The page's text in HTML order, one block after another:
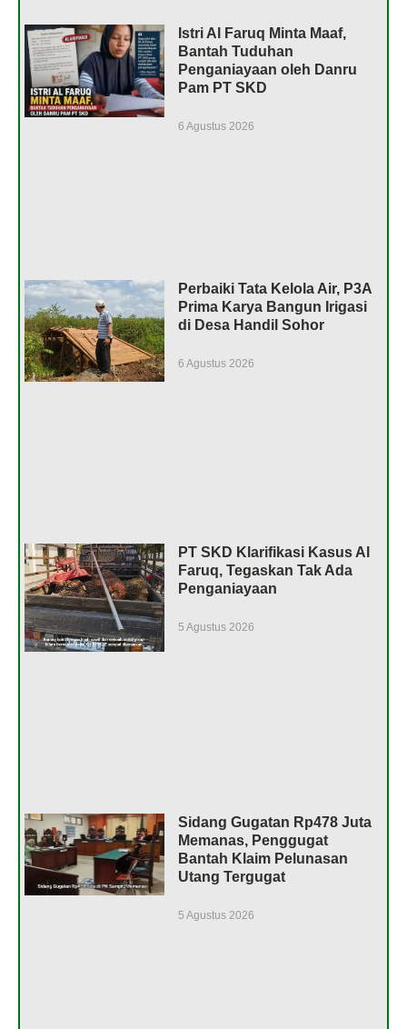
Istri Al Faruq Minta Maaf,
Bantah Tuduhan
Penganiayaan oleh Danru
Pam PT SKD
6 Agustus 2026
Perbaiki Tata Kelola Air, P3A
Prima Karya Bangun Irigasi
di Desa Handil Sohor
6 Agustus 2026
PT SKD Klarifikasi Kasus Al
Faruq, Tegaskan Tak Ada
Penganiayaan
5 Agustus 2026
Sidang Gugatan Rp478 Juta
Memanas, Penggugat
Bantah Klaim Pelunasan
Utang Tergugat
5 Agustus 2026